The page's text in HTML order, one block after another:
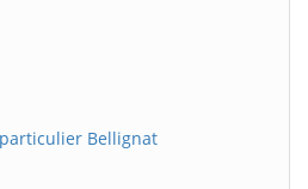
Bellignat